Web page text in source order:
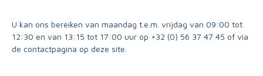
U kan ons bereiken van maandag t.e.m. vrijdag van 09:00 tot
12:30 en van 13:15 tot 17:00 uur op +32 (0) 56 37 47 45 of via
de contactpagina op deze site.